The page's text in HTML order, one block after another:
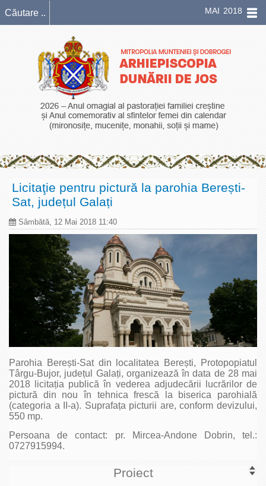
MAI 2018
Licitaţie pentru pictură la parohia Berești-
Sat, județul Galați
Sâmbătă, 12 Mai 2018 11:40
Parohia Berești-Sat din localitatea Berești, Protopopiatul
Târgu-Bujor, județul Galați, organizează în data de 28 mai
2018 licitația publică în vederea adjudecării lucrărilor de
pictură din nou în tehnica frescă la biserica parohială
(categoria a II-a). Suprafața picturii are, conform devizului,
550 mp.
Persoana de contact: pr. Mircea-Andone Dobrin, tel.:
0727915994.
Proiect